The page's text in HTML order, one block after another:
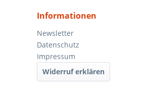
Informationen
Newsletter
Datenschutz
Impressum
Widerruf erklären